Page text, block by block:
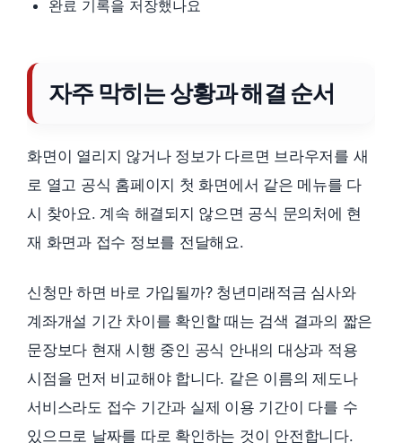
완료 기록을 저장했나요
자주 막히는 상황과 해결 순서
화면이 열리지 않거나 정보가 다르면 브라우저를 새
로 열고 공식 홈페이지 첫 화면에서 같은 메뉴를 다
시 찾아요. 계속 해결되지 않으면 공식 문의처에 현
재 화면과 접수 정보를 전달해요.
신청만 하면 바로 가입될까? 청년미래적금 심사와
계좌개설 기간 차이를 확인할 때는 검색 결과의 짧은
문장보다 현재 시행 중인 공식 안내의 대상과 적용
시점을 먼저 비교해야 합니다. 같은 이름의 제도나
서비스라도 접수 기간과 실제 이용 기간이 다를 수
있으므로 날짜를 따로 확인하는 것이 안전합니다.